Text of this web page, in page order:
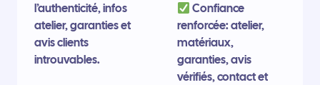
l’authenticité, infos
atelier, garanties et
avis clients
introuvables.
Confiance
renforcée: atelier,
matériaux,
garanties, avis
vérifiés, contact et